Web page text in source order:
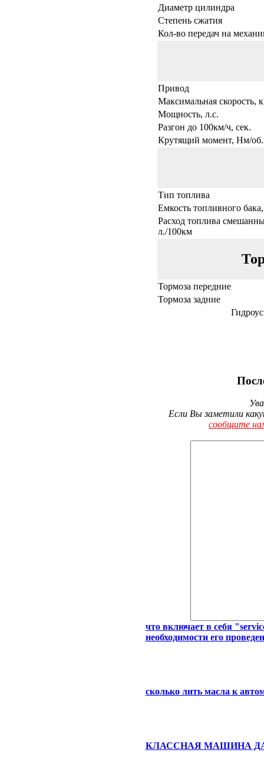
Диаметр цилиндра
Степень сжатия
Кол-во передач на
Привод
Максимальная скорость,
Мощность, л.с.
Разгон до 100км/ч, сек.
Крутящий момент, Нм/
Тип топлива
Емкость топливного
Расход топлива
л./100км
Тормоза передние
Тормоза задние
Если Вы заметили
сообщите
что включает в себя
необходимости его
сколько лить масла к
КЛАССНАЯ МАШИНА